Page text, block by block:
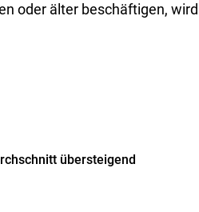
oder älter beschäftigen, wird
übersteigend